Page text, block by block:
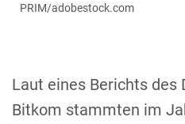
PRIM/adobestock.com
Laut eines Berichts des
Bitkom stammten im